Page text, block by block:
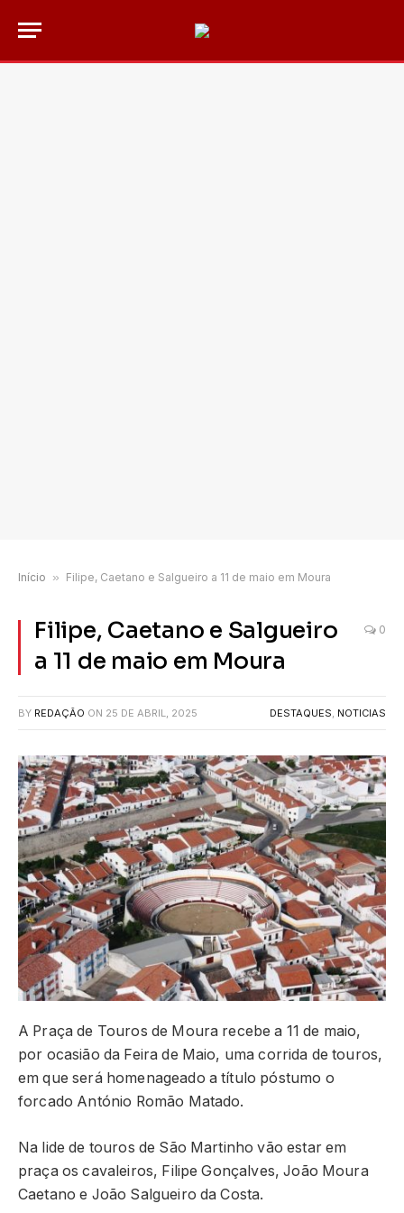
Início » Filipe, Caetano e Salgueiro a 11 de maio em Moura
Filipe, Caetano e Salgueiro
a 11 de maio em Moura
0
BY REDAÇÃO ON 25 DE ABRIL, 2025 DESTAQUES, NOTICIAS
A Praça de Touros de Moura recebe a 11 de maio,
por ocasião da Feira de Maio, uma corrida de touros,
em que será homenageado a título póstumo o
forcado António Romão Matado.
Na lide de touros de São Martinho vão estar em
praça os cavaleiros, Filipe Gonçalves, João Moura
Caetano e João Salgueiro da Costa.